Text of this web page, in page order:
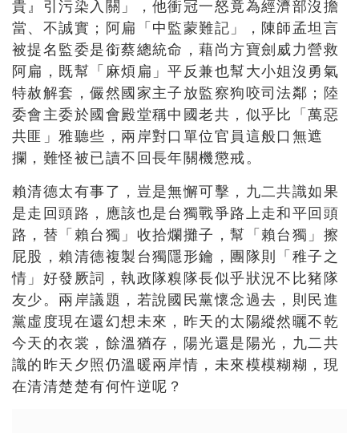
貴』引污染入關」，他衝冠一怒竟為經濟部沒擔
當、不誠實；阿扁「中監蒙難記」，陳師孟坦言
被提名監委是銜蔡總統命，藉尚方寶劍威力營救
阿扁，既幫「麻煩扁」平反兼也幫大小姐沒勇氣
特赦解套，儼然國家主子放監察狗咬司法鄰；陸
委會主委於國會殿堂稱中國老共，似乎比「萬惡
共匪」雅聽些，兩岸對口單位官員這般口無遮
攔，難怪被已讀不回長年關機懲戒。
賴清德太有事了，豈是無懈可擊，九二共識如果
是走回頭路，應該也是台獨戰爭路上走和平回頭
路，替「賴台獨」收拾爛攤子，幫「賴台獨」擦
屁股，賴清德複製台獨隱形鑰，團隊則「稚子之
情」好發厥詞，執政隊糗隊長似乎狀況不比豬隊
友少。兩岸議題，若說國民黨懷念過去，則民進
黨虛度現在還幻想未來，昨天的太陽縱然曬不乾
今天的衣裳，餘溫猶存，陽光還是陽光，九二共
識的昨天夕照仍溫暖兩岸情，未來模模糊糊，現
在清清楚楚有何忤逆呢？